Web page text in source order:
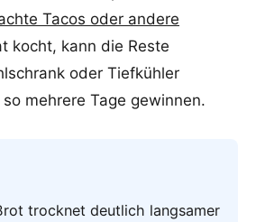
Tacos oder andere
kocht, kann die Reste
oder Tiefkühler
mehrere Tage gewinnen.
trocknet deutlich langsamer